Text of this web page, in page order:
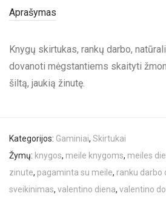
Aprašymas
Knygų skirtukas, rankų darbo,
dovanoti mėgstantiems skaityti
šiltą, jaukią žinutę.
Kategorijos: Gaminiai, Skirtukai
Žymų: knygos, meile knygoms, meiles
zinute, pagaminta su meile, ranku darbo
sveikinimas, valentino diena, valentino